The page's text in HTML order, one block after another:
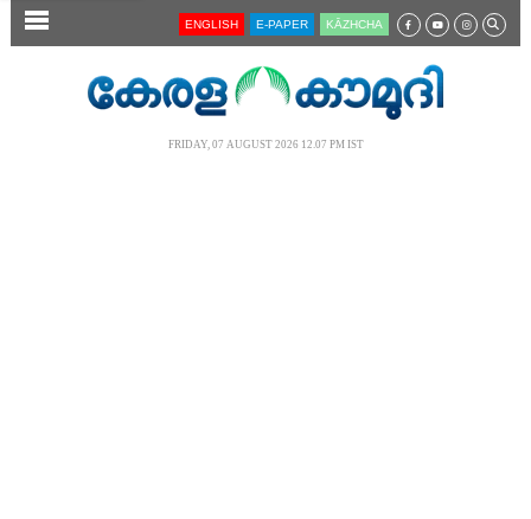
SECTIONS ENGLISH E-PAPER KĀZHCHA
FRIDAY, 07 AUGUST 2026 12.07 PM IST